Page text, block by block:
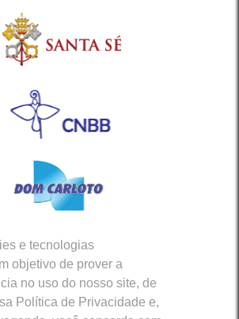
e tecnologias
objetivo de prover a
no uso do nosso site, de
Política de Privacidade e,
em nossas Redes Sociais